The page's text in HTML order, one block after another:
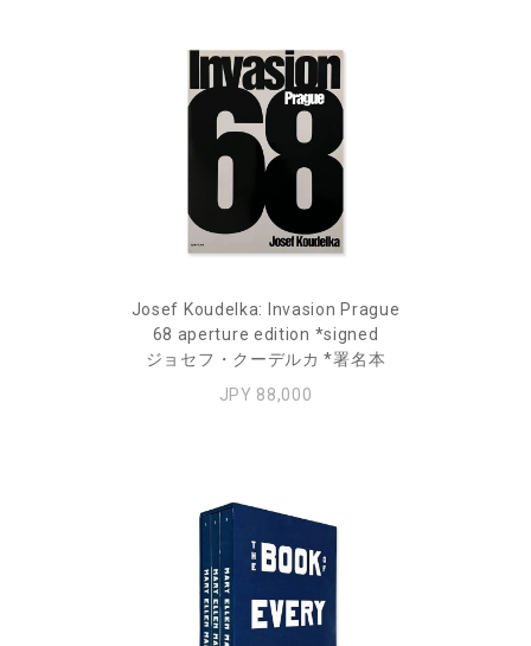
Josef Koudelka: Invasion Prague
68 aperture edition *signed
ジョセフ・クーデルカ *署名本
JPY 88,000